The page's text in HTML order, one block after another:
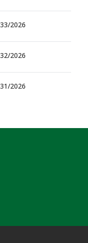
2026
2026
2026